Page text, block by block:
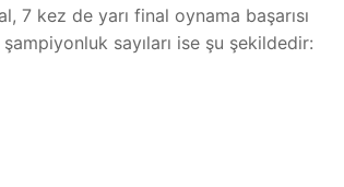
7 kez de yarı final oynama başarısı
sayıları ise şu şekildedir: